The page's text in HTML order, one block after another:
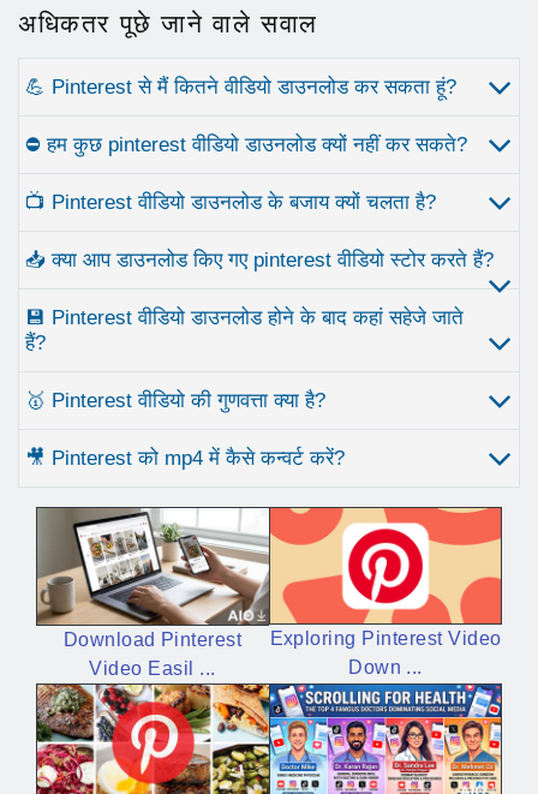
अधिकतर पूछे जाने वाले सवाल
💪 Pinterest से मैं कितने वीडियो डाउनलोड कर सकता हूं?
⛔ हम कुछ pinterest वीडियो डाउनलोड क्यों नहीं कर सकते?
📺 Pinterest वीडियो डाउनलोड के बजाय क्यों चलता है?
📥 क्या आप डाउनलोड किए गए pinterest वीडियो स्टोर करते हैं?
💾 Pinterest वीडियो डाउनलोड होने के बाद कहां सहेजे जाते
हैं?
🥇 Pinterest वीडियो की गुणवत्ता क्या है?
🎥 Pinterest को mp4 में कैसे कन्वर्ट करें?
Download Pinterest
Video Easil ...
Exploring Pinterest Video
Down ...